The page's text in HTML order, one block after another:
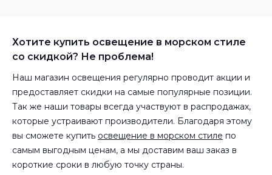
Хотите купить освещение в морском стиле
со скидкой? Не проблема!
Наш магазин освещения регулярно проводит акции и
предоставляет скидки на самые популярные позиции.
Так же наши товары всегда участвуют в распродажах,
которые устраивают производители. Благодаря этому
вы сможете купить освещение в морском стиле по
самым выгодным ценам, а мы доставим ваш заказ в
короткие сроки в любую точку страны.